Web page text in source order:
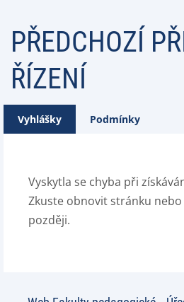
PŘEDCHOZÍ
ŘÍZENÍ
Vyhlášky Podmínky
Vyskytla se chyba při
Zkuste obnovit stránku
později.